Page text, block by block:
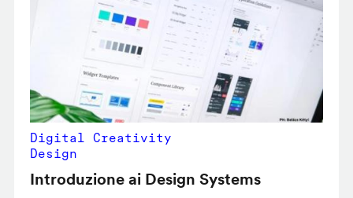
Digital Creativity
Design
Introduzione ai Design Systems